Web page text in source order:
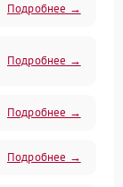
Подробнее →
Подробнее →
Подробнее →
Подробнее →